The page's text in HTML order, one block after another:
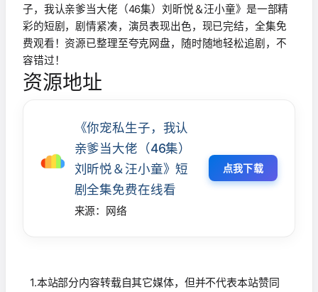
子，我认亲爹当大佬（46集）刘昕悦＆汪小童》是一部精
彩的短剧，剧情紧凑，演员表现出色，现已完结，全集免
费观看！资源已整理至夸克网盘，随时随地轻松追剧，不
容错过！
资源地址
《你宠私生子，我认
亲爹当大佬（46集）
刘昕悦＆汪小童》短
剧全集免费在线看
来源：网络
点我下载
1.本站部分内容转载自其它媒体，但并不代表本站赞同